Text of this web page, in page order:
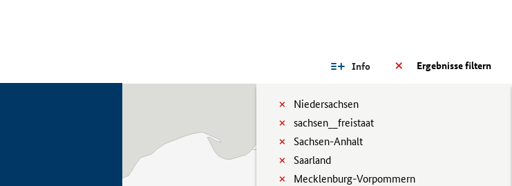
Ergebnisse filtern
Info
Niedersachsen
sachsen__freistaat
Sachsen-Anhalt
Saarland
Mecklenburg-Vorpommern